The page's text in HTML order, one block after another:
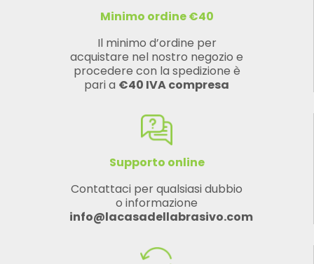
Minimo ordine €40
Il minimo d’ordine per
acquistare nel nostro negozio e
procedere con la spedizione è
pari a €40 IVA compresa
Supporto online
Contattaci per qualsiasi dubbio
o informazione
info@lacasadellabrasivo.com